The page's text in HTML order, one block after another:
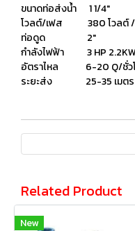
ขนาดท่อส่งน้ำ 1 1/4″
โวลต์/เฟส 380 โวลต์ /
ท่อดูด 2″
กำลังไฟฟ้า 3 HP 2.2KW
อัตราไหล 6-20 Q/ชั่ว
ระยะส่ง 25-35 เมตร
Related Product
New